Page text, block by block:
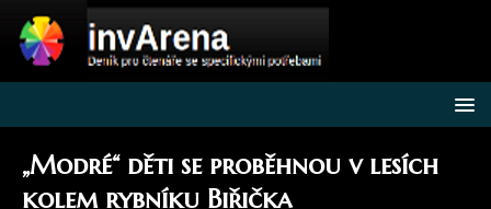
„Modré“ děti se proběhnou v lesích
kolem rybníku Biřička